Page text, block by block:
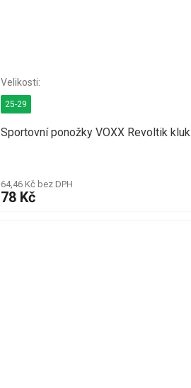
Sportovní ponožky VOXX Revoltik kluk
64,46 Kč bez DPH
78 Kč
25-29